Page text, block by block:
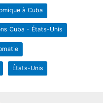
à Cuba
Cuba - États-Unis
États-Unis